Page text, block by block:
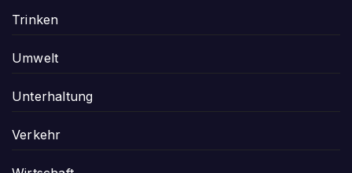
Trinken
Umwelt
Unterhaltung
Verkehr